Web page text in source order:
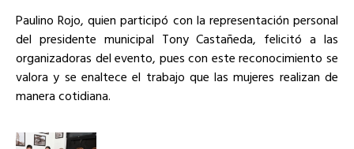
Paulino Rojo, quien participó con la representación personal
del presidente municipal Tony Castañeda, felicitó a las
organizadoras del evento, pues con este reconocimiento se
valora y se enaltece el trabajo que las mujeres realizan de
manera cotidiana.